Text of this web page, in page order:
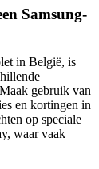
Samsung-
in België, is
gebruik van
en kortingen in
op speciale
waar vaak